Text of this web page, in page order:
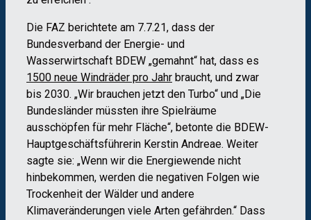
Die FAZ berichtete am 7.7.21, dass der
Bundesverband der Energie- und
Wasserwirtschaft BDEW „gemahnt“ hat, dass es
1500 neue Windräder pro Jahr braucht, und zwar
bis 2030. „Wir brauchen jetzt den Turbo“ und „Die
Bundesländer müssten ihre Spielräume
ausschöpfen für mehr Fläche“, betonte die BDEW-
Hauptgeschäftsführerin Kerstin Andreae. Weiter
sagte sie: „Wenn wir die Energiewende nicht
hinbekommen, werden die negativen Folgen wie
Trockenheit der Wälder und andere
Klimaveränderungen viele Arten gefährden.“ Dass